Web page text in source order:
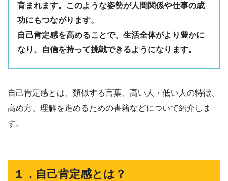
育まれます。このような姿勢が人間関係や仕事の成
功にもつながります。
自己肯定感を高めることで、生活全体がより豊かに
なり、自信を持って挑戦できるようになります。
自己肯定感とは、類似する言葉、高い人・低い人の特徴、
高め方、理解を進めるための書籍などについて紹介しま
す。
１．自己肯定感とは？